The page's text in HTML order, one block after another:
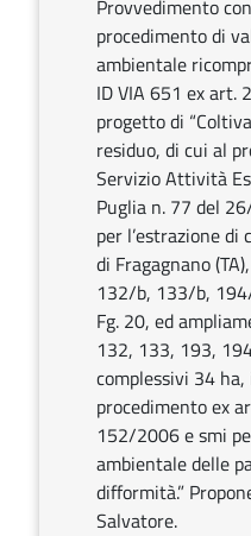
Provvedimento
procedimento di
ambientale
ID VIA 651 ex art.
progetto di
residuo, di cui al
Servizio Attività
Puglia n. 77 del
per l’estrazione
di Fragagnano
132/b, 133/b,
Fg. 20, ed
132, 133, 193,
complessivi 34
procedimento ex
152/2006 e smi
ambientale delle
difformità.”
Salvatore.